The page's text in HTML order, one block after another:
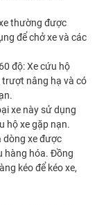
thường được
để chở xe và các
độ: Xe cứu hộ
trượt nâng hạ và có
xe này sử dụng
hộ xe gặp nạn.
dòng xe được
hàng hóa. Đồng
kéo để kéo xe,